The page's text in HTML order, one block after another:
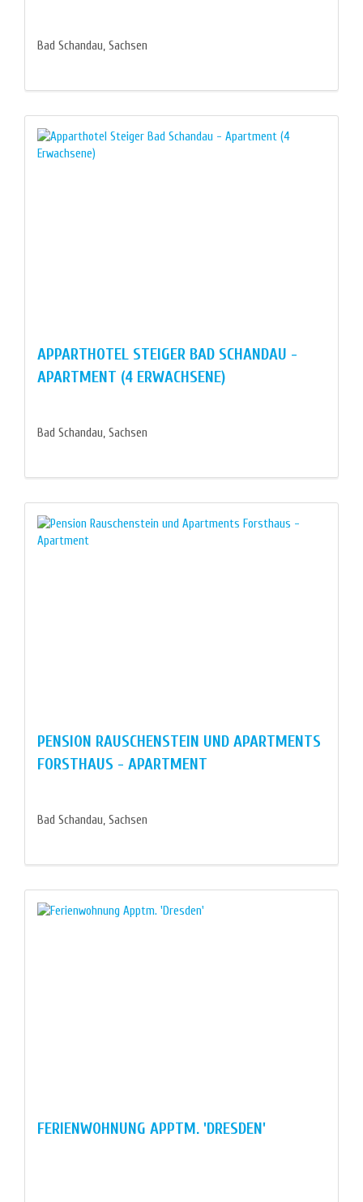
Bad Schandau, Sachsen
APPARTHOTEL STEIGER BAD SCHANDAU -
APARTMENT (4 ERWACHSENE)
Bad Schandau, Sachsen
PENSION RAUSCHENSTEIN UND APARTMENTS
FORSTHAUS - APARTMENT
Bad Schandau, Sachsen
FERIENWOHNUNG APPTM. 'DRESDEN'